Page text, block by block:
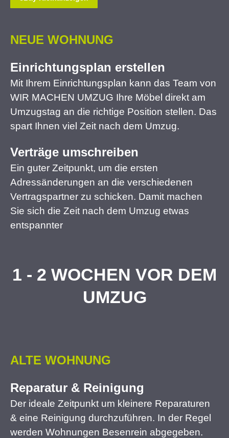
NEUE WOHNUNG
Einrichtungsplan erstellen
Mit Ihrem Einrichtungsplan kann das Team von
WIR MACHEN UMZUG Ihre Möbel direkt am
Umzugstag an die richtige Position stellen. Das
spart Ihnen viel Zeit nach dem Umzug.
Verträge umschreiben
Ein guter Zeitpunkt, um die ersten
Adressänderungen an die verschiedenen
Vertragspartner zu schicken. Damit machen
Sie sich die Zeit nach dem Umzug etwas
entspannter
1 - 2 WOCHEN VOR DEM
UMZUG
ALTE WOHNUNG
Reparatur & Reinigung
Der ideale Zeitpunkt um kleinere Reparaturen
& eine Reinigung durchzuführen. In der Regel
werden Wohnungen Besenrein abgegeben.